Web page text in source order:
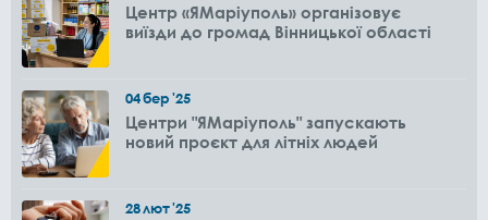
Центр «ЯМаріуполь» організовує
виїзди до громад Вінницької області
04бер'25
Центри "ЯМаріуполь" запускають
новий проєкт для літніх людей
28лют'25